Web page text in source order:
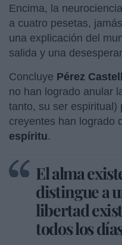
Encima, la
a cuatro pesetas,
una explicación del
salida y una
Concluye Pérez
no han logrado anular
tanto, su ser espiritual)
creyentes han logrado
espíritu.
El alma
distingue a
libertad
todos los